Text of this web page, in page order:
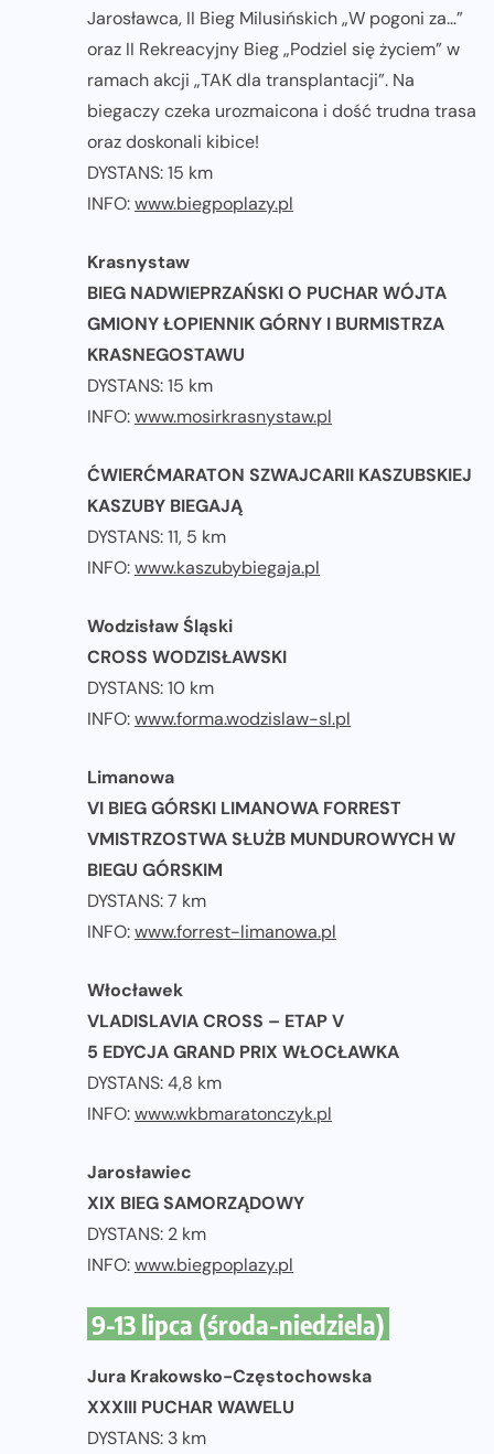
Jarosławca, II Bieg Milusińskich „W pogoni za…”
oraz II Rekreacyjny Bieg „Podziel się życiem” w
ramach akcji „TAK dla transplantacji”. Na
biegaczy czeka urozmaicona i dość trudna trasa
oraz doskonali kibice!
DYSTANS: 15 km
INFO:www.biegpoplazy.pl
Krasnystaw
BIEG NADWIEPRZAŃSKI O PUCHAR WÓJTA
GMIONY ŁOPIENNIK GÓRNY I BURMISTRZA
KRASNEGOSTAWU
DYSTANS: 15 km
INFO:www.mosirkrasnystaw.pl
ĆWIERĆMARATON SZWAJCARII KASZUBSKIEJ
KASZUBY BIEGAJĄ
DYSTANS: 11, 5 km
INFO:www.kaszubybiegaja.pl
Wodzisław Śląski
CROSS WODZISŁAWSKI
DYSTANS: 10 km
INFO:www.forma.wodzislaw-sl.pl
Limanowa
VI BIEG GÓRSKI LIMANOWA FORREST
VMISTRZOSTWA SŁUŻB MUNDUROWYCH W
BIEGU GÓRSKIM
DYSTANS: 7 km
INFO:www.forrest-limanowa.pl
Włocławek
VLADISLAVIA CROSS – ETAP V
5 EDYCJA GRAND PRIX WŁOCŁAWKA
DYSTANS: 4,8 km
INFO:www.wkbmaratonczyk.pl
Jarosławiec
XIX BIEG SAMORZĄDOWY
DYSTANS: 2 km
INFO:www.biegpoplazy.pl
9-13 lipca (środa-niedziela)
Jura Krakowsko-Częstochowska
XXXIII PUCHAR WAWELU
DYSTANS: 3 km